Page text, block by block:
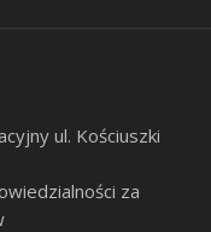
ul. Kościuszki
za